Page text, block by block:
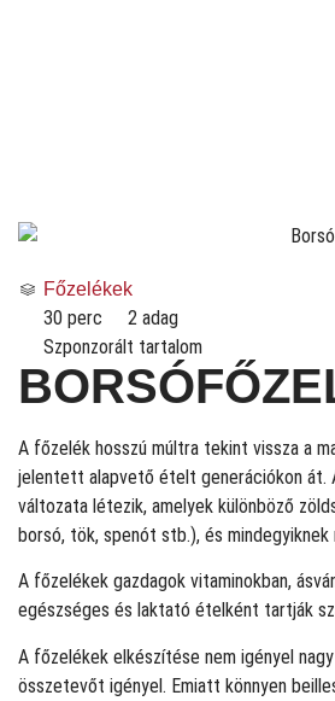
Főzelékek
30 perc
2 adag
Szponzorált tartalom
A főzelék hosszú múltra tekint vissza a
jelentett alapvető ételt generációkon át.
változata létezik, amelyek különböző
borsó, tök, spenót stb.), és mindegyiknek
A főzelékek gazdagok vitaminokban,
egészséges és laktató ételként tartják
A főzelékek elkészítése nem igényel
összetevőt igényel. Emiatt könnyen